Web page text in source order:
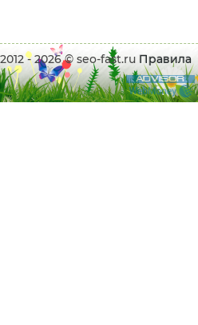
2012 - 2026 © seo-fast.ru Правила